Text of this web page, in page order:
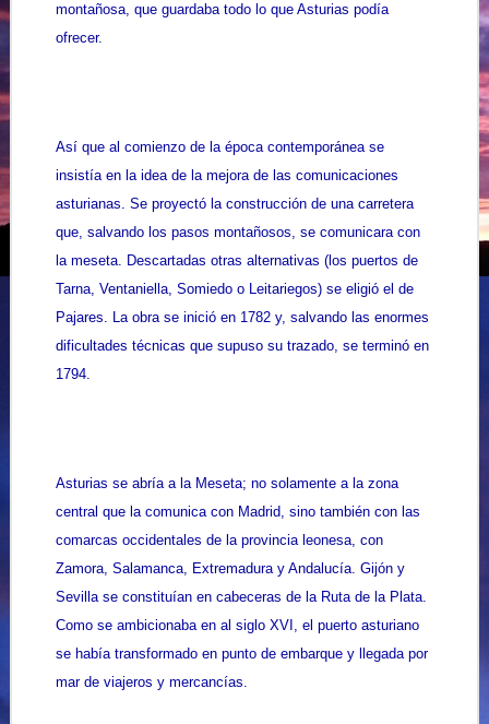
montañosa, que guardaba todo lo que Asturias podía
ofrecer.
Así que al comienzo de la época contemporánea se
insistía en la idea de la mejora de las comunicaciones
asturianas. Se proyectó la construcción de una carretera
que, salvando los pasos montañosos, se comunicara con
la meseta. Descartadas otras alternativas (los puertos de
Tarna, Ventaniella, Somiedo o Leitariegos) se eligió el de
Pajares. La obra se inició en 1782 y, salvando las enormes
dificultades técnicas que supuso su trazado, se terminó en
1794.
Asturias se abría a la Meseta; no solamente a la zona
central que la comunica con Madrid, sino también con las
comarcas occidentales de la provincia leonesa, con
Zamora, Salamanca, Extremadura y Andalucía. Gijón y
Sevilla se constituían en cabeceras de la Ruta de la Plata.
Como se ambicionaba en al siglo XVI, el puerto asturiano
se había transformado en punto de embarque y llegada por
mar de viajeros y mercancías.